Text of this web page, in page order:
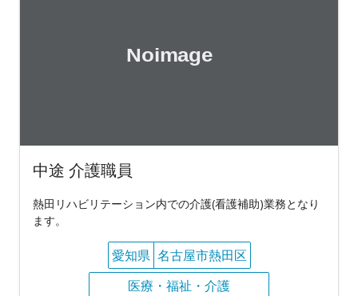
中途 介護職員
熱田リハビリテーション内での介護(看護補助)業務となり
ます。
愛知県 名古屋市熱田区
医療・福祉・介護